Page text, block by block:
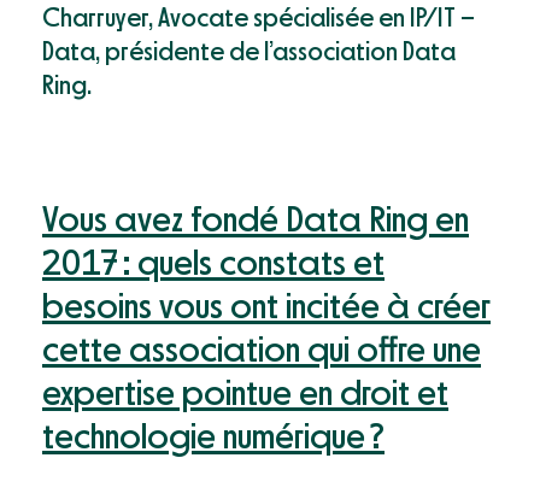
Charruyer, Avocate spécialisée en IP/IT –
Data, présidente de l’association Data
Ring.
Vous avez fondé Data Ring en
2017 : quels constats et
besoins vous ont incitée à créer
cette association qui offre une
expertise pointue en droit et
technologie numérique ?